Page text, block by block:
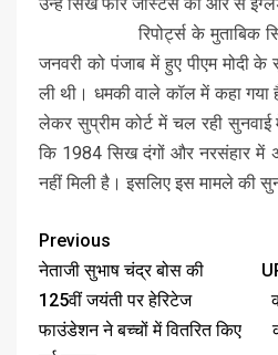
रिपोर्ट्स के मुताबिक सिख
जनवरी को पंजाब में हुए पीएम मोदी के
ली थी। धमकी वाले कॉल में कहा गया है
लेकर सुप्रीम कोर्ट में चल रही
कि 1984 सिख दंगों और नरसंहार में
नहीं मिली है। इसलिए इस मामले की
Previous
नेताजी सुभाष चंद्र बोस की
125वीं जयंती पर हेरिटेज
फाउंडेशन ने बच्चों में वितरित किए